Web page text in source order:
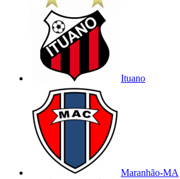
Ituano
Maranhão-MA